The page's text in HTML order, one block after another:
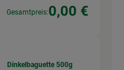
Gesamtpreis:0,00 €
Dinkelbaguette 500g